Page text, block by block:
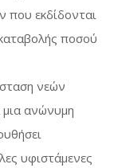
που εκδίδονται
ποσού
νεών
μια ανώνυμη
υφιστάμενες